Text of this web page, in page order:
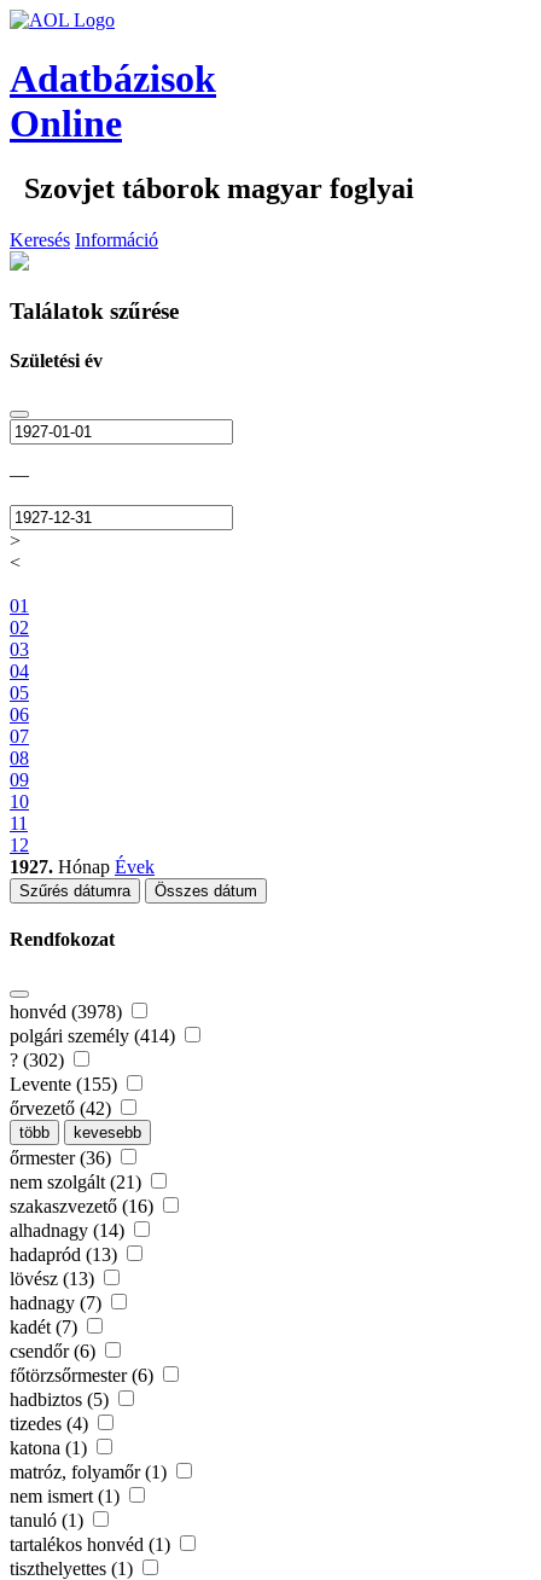
Adatbázisok
Online
Szovjet táborok magyar foglyai
Keresés Információ
Találatok szűrése
Születési év
—
>
<
01
02
03
04
05
06
07
08
09
10
11
12
1927. Hónap Évek
Szűrés dátumra Összes dátum
Rendfokozat
honvéd (3978)
polgári személy (414)
? (302)
Levente (155)
őrvezető (42)
több kevesebb
őrmester (36)
nem szolgált (21)
szakaszvezető (16)
alhadnagy (14)
hadapród (13)
lövész (13)
hadnagy (7)
kadét (7)
csendőr (6)
főtörzsőrmester (6)
hadbiztos (5)
tizedes (4)
katona (1)
matróz, folyamőr (1)
nem ismert (1)
tanuló (1)
tartalékos honvéd (1)
tiszthelyettes (1)